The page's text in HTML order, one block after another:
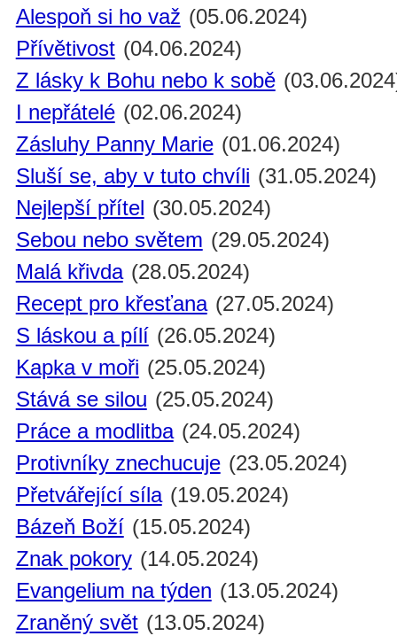
Alespoň si ho važ (05.06.2024)
Přívětivost (04.06.2024)
Z lásky k Bohu nebo k sobě
I nepřátelé (02.06.2024)
Zásluhy Panny Marie (01.06.2024)
Sluší se, aby v tuto chvíli (31.05.2024)
Nejlepší přítel (30.05.2024)
Sebou nebo světem (29.05.2024)
Malá křivda (28.05.2024)
Recept pro křesťana (27.05.2024)
S láskou a pílí (26.05.2024)
Kapka v moři (25.05.2024)
Stává se silou (25.05.2024)
Práce a modlitba (24.05.2024)
Protivníky znechucuje (23.05.2024)
Přetvářející síla (19.05.2024)
Bázeň Boží (15.05.2024)
Znak pokory (14.05.2024)
Evangelium na týden (13.05.2024)
Zraněný svět (13.05.2024)